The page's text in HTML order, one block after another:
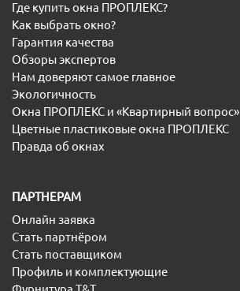
Где купить окна ПРОПЛЕКС?
Как выбрать окно?
Гарантия качества
Обзоры экспертов
Нам доверяют самое главное
Экологичность
Окна ПРОПЛЕКС и «Квартирный вопрос»
Цветные пластиковые окна ПРОПЛЕКС
Правда об окнах
ПАРТНЕРАМ
Онлайн заявка
Стать партнёром
Стать поставщиком
Профиль и комплектующие